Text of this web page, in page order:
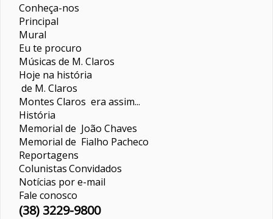
Conheça-nos
Principal
Mural
Eu te procuro
Músicas de M. Claros
Hoje na história
de M. Claros
Montes Claros era assim...
História
Memorial de João Chaves
Memorial de Fialho Pacheco
Reportagens
ColunistasConvidados
Notícias por e-mail
Fale conosco
(38) 3229-9800